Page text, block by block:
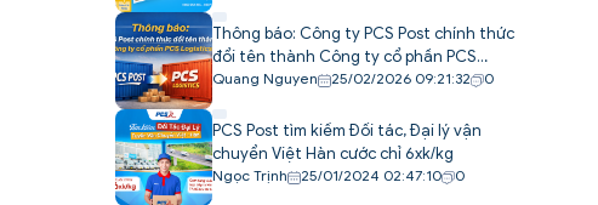
Thông báo: Công ty PCS Post chính thức
đổi tên thành Công ty cổ phần PCS
Logistics
Quang Nguyen 25/02/2026 09:21:32 0
PCS Post tìm kiếm Đối tác, Đại lý vận
chuyển Việt Hàn cước chỉ 6xk/kg
Ngọc Trịnh 25/01/2024 02:47:10 0